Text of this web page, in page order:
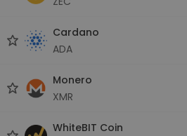
Cardano
ADA
Monero
XMR
WhiteBIT Coin